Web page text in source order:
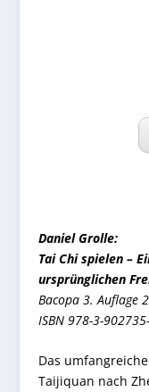
Daniel Grolle:
Tai Chi spielen –
ursprünglichen
Bacopa 3. Auflage
ISBN 978-3-
Das
Taijiquan nach